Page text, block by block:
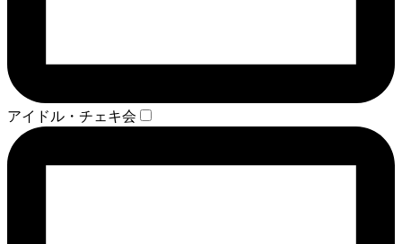
アイドル・チェキ会